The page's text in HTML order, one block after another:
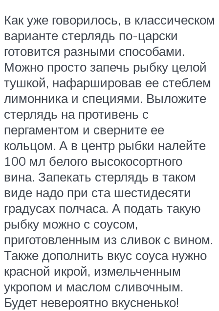
Как уже говорилось, в классическом
варианте стерлядь по-царски
готовится разными способами.
Можно просто запечь рыбку целой
тушкой, нафаршировав ее стеблем
лимонника и специями. Выложите
стерлядь на противень с
пергаментом и сверните ее
кольцом. А в центр рыбки налейте
100 мл белого высокосортного
вина. Запекать стерлядь в таком
виде надо при ста шестидесяти
градусах полчаса. А подать такую
рыбку можно с соусом,
приготовленным из сливок с вином.
Также дополнить вкус соуса нужно
красной икрой, измельченным
укропом и маслом сливочным.
Будет невероятно вкусненько!